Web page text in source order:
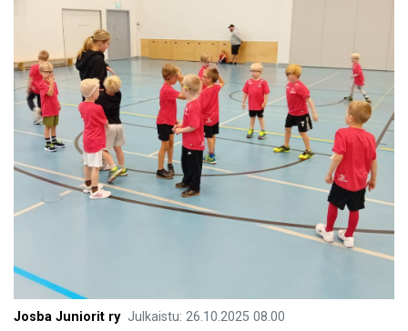
Josba Juniorit ry Julkaistu: 26.10.2025 08.00